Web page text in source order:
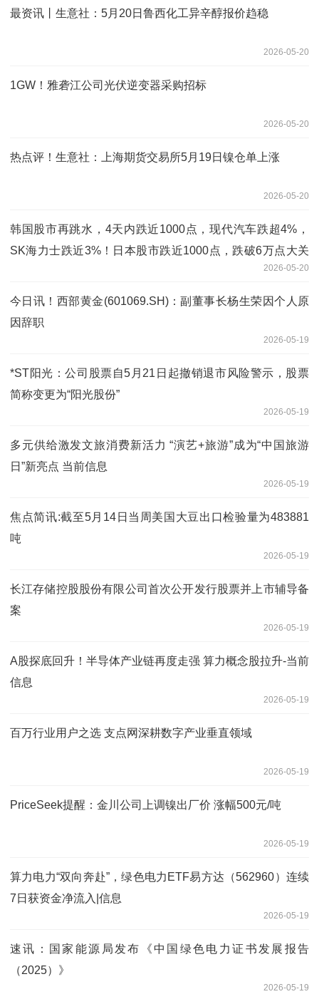
最资讯丨生意社：5月20日鲁西化工异辛醇报价趋稳
2026-05-20
1GW！雅砻江公司光伏逆变器采购招标
2026-05-20
热点评！生意社：上海期货交易所5月19日镍仓单上涨
2026-05-20
韩国股市再跳水，4天内跌近1000点，现代汽车跌超4%，
SK海力士跌近3%！日本股市跌近1000点，跌破6万点大关
2026-05-20
今日讯！西部黄金(601069.SH)：副董事长杨生荣因个人原
因辞职
2026-05-19
*ST阳光：公司股票自5月21日起撤销退市风险警示，股票
简称变更为“阳光股份”
2026-05-19
多元供给激发文旅消费新活力 “演艺+旅游”成为“中国旅游
日”新亮点 当前信息
2026-05-19
焦点简讯:截至5月14日当周美国大豆出口检验量为483881
吨
2026-05-19
长江存储控股股份有限公司首次公开发行股票并上市辅导备
案
2026-05-19
A股探底回升！半导体产业链再度走强 算力概念股拉升-当前
信息
2026-05-19
百万行业用户之选 支点网深耕数字产业垂直领域
2026-05-19
PriceSeek提醒：金川公司上调镍出厂价 涨幅500元/吨
2026-05-19
算力电力“双向奔赴”，绿色电力ETF易方达（562960）连续
7日获资金净流入|信息
2026-05-19
速讯：国家能源局发布《中国绿色电力证书发展报告
（2025）》
2026-05-19